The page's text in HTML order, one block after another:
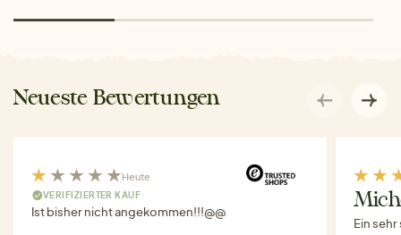
Neueste Bewertungen
Heute
VERIFIZIERTER KAUF
Ist bisher nicht angekommen!!!@@
Ein